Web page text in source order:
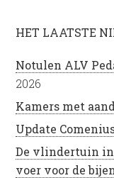
HET LAATSTE
Notulen ALV
2026
Kamers met
Update
De vlindertuin in
voer voor de